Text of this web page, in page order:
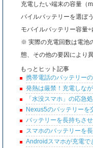
充電したい端末の容量（
バイルバッテリーを選ぼう
モバイルバッテリー容量
※ 実際の充電回数は電池
態、その他の要因により
もっとヒット記事
携帯電話のバッテリー
発熱は厳禁！充電しな
「水没スマホ」の応急
Nexus5のバッテリーを
バッテリーを長持ちさ
スマホのバッテリーを
Androidスマホが充電で